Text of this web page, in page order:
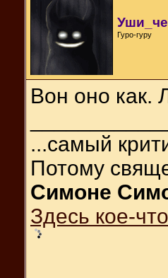
Гуро-гуру
Вон оно как.
...самый
Потому
Симоне
Здесь кое-